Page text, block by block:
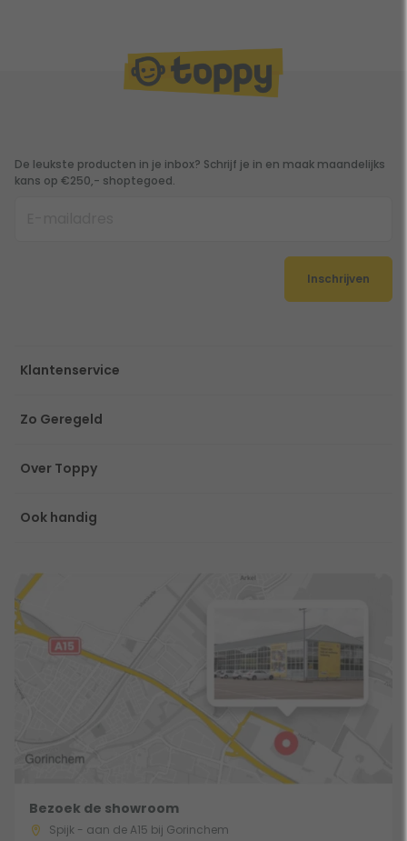
De leukste producten in je inbox? Schrijf je in en maak maandelijks
kans op €250,- shoptegoed.
Inschrijven
Klantenservice
Zo Geregeld
Over Toppy
Ook handig
Bezoek de showroom
Spijk - aan de A15 bij Gorinchem